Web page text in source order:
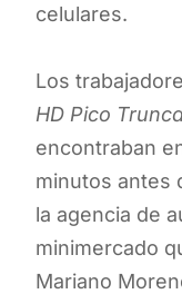
celulares.
Los
HD Pico
encontraban
minutos antes
la agencia de
minimercado
Mariano